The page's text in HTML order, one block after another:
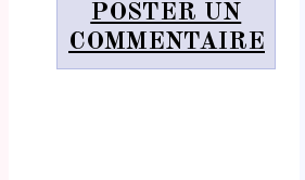
POSTER UN
COMMENTAIRE